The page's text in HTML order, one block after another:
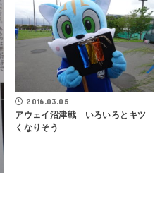
2016.03.05
アウェイ沼津戦 いろいろとキツ
くなりそう